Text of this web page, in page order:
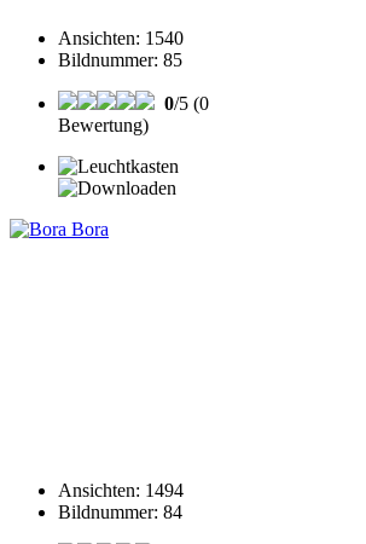
Ansichten: 1540
Bildnummer: 85
0/5 (0
Bewertung)
Ansichten: 1494
Bildnummer: 84